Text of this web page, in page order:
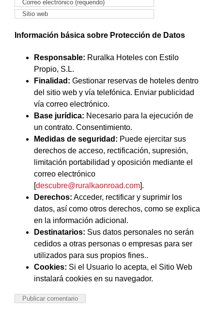
Información básica sobre Protección de Datos
Responsable: Ruralka Hoteles con Estilo
Propio, S.L.
Finalidad: Gestionar reservas de hoteles dentro
del sitio web y vía telefónica. Enviar publicidad
vía correo electrónico.
Base jurídica: Necesario para la ejecución de
un contrato. Consentimiento.
Medidas de seguridad: Puede ejercitar sus
derechos de acceso, rectificación, supresión,
limitación portabilidad y oposición mediante el
correo electrónico
[descubre@ruralkaonroad.com].
Derechos: Acceder, rectificar y suprimir los
datos, así como otros derechos, como se explica
en la información adicional.
Destinatarios: Sus datos personales no serán
cedidos a otras personas o empresas para ser
utilizados para sus propios fines..
Cookies: Si el Usuario lo acepta, el Sitio Web
instalará cookies en su navegador.